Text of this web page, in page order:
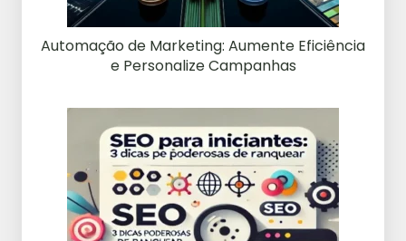
Automação de Marketing: Aumente Eficiência
e Personalize Campanhas